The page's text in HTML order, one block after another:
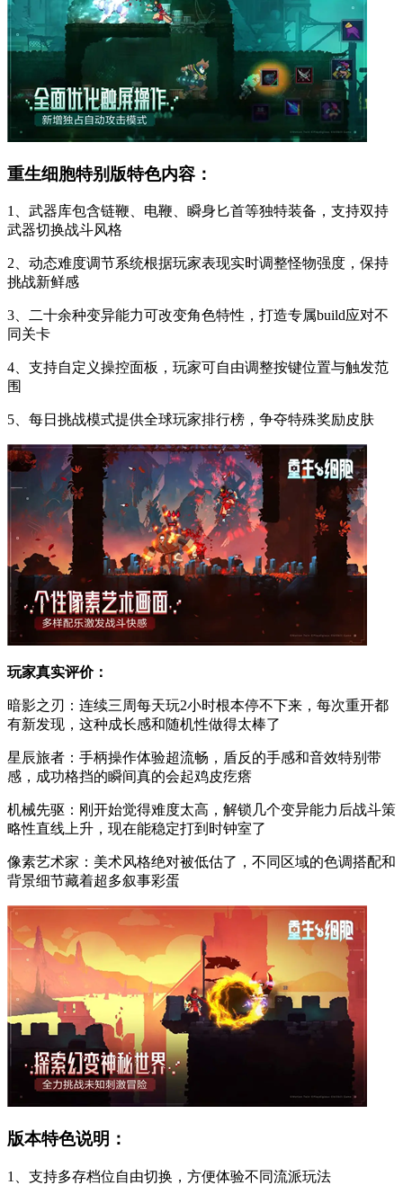
重生细胞特别版特色内容：
1、武器库包含链鞭、电鞭、瞬身匕首等独特装备，支持双持
武器切换战斗风格
2、动态难度调节系统根据玩家表现实时调整怪物强度，保持
挑战新鲜感
3、二十余种变异能力可改变角色特性，打造专属build应对不
同关卡
4、支持自定义操控面板，玩家可自由调整按键位置与触发范
围
5、每日挑战模式提供全球玩家排行榜，争夺特殊奖励皮肤
玩家真实评价：
暗影之刃：连续三周每天玩2小时根本停不下来，每次重开都
有新发现，这种成长感和随机性做得太棒了
星辰旅者：手柄操作体验超流畅，盾反的手感和音效特别带
感，成功格挡的瞬间真的会起鸡皮疙瘩
机械先驱：刚开始觉得难度太高，解锁几个变异能力后战斗策
略性直线上升，现在能稳定打到时钟室了
像素艺术家：美术风格绝对被低估了，不同区域的色调搭配和
背景细节藏着超多叙事彩蛋
版本特色说明：
1、支持多存档位自由切换，方便体验不同流派玩法